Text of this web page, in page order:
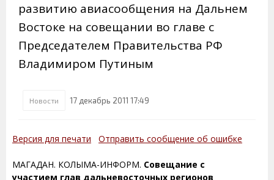
развитию авиасообщения на Дальнем
Востоке на совещании во главе с
Председателем Правительства РФ
Владимиром Путиным
Новости 17 декабрь 2011 17:49
Версия для печати Отправить сообщение об ошибке
МАГАДАН. КОЛЫМА-ИНФОРМ. Совещание с
участием глав дальневосточных регионов